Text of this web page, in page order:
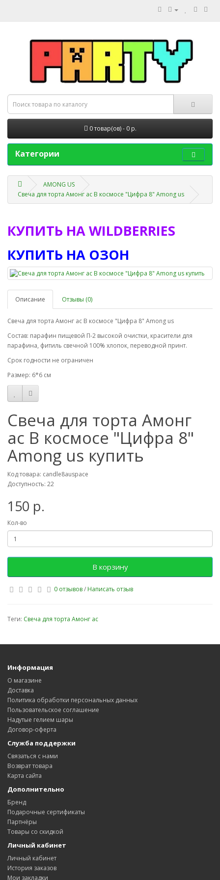
0 товар(ов) - 0 р.
Категории
AMONG US
Свеча для торта Амонг ас В космосе "Цифра 8" Among us
КУПИТЬ НА WILDBERRIES
КУПИТЬ НА ОЗОН
Описание Отзывы (0)
Свеча для торта Амонг ас В космосе "Цифра 8" Among us
Состав: парафин пищевой П-2 высокой очистки, красители для
парафина, фитиль свечной 100% хлопок, переводной принт.
Срок годности не ограничен
Размер: 6*6 см
Свеча для торта Амонг
ас В космосе "Цифра 8"
Among us купить
Код товара: candle8auspace
Доступность: 22
150 р.
Кол-во
В корзину
0 отзывов/ Написать отзыв
Теги: Свеча для торта Амонг ас
Информация
О магазине
Доставка
Политика обработки персональных данных
Пользовательское соглашение
Надутые гелием шары
Договор-оферта
Служба поддержки
Связаться с нами
Возврат товара
Карта сайта
Дополнительно
Бренд
Подарочные сертификаты
Партнёры
Товары со скидкой
Личный кабинет
Личный кабинет
История заказов
Мои закладки